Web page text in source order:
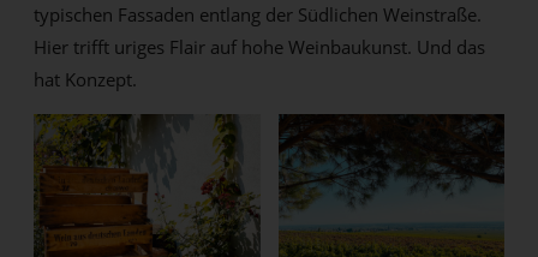
typischen Fassaden entlang der Südlichen Weinstraße.
Hier trifft uriges Flair auf hohe Weinbaukunst. Und das
hat Konzept.